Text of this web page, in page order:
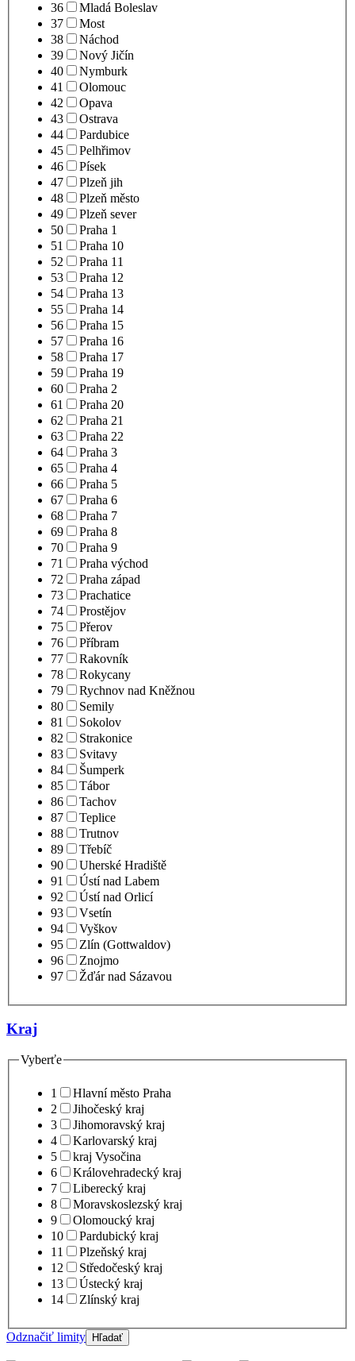
36
Mladá Boleslav
37
Most
38
Náchod
39
Nový Jičín
40
Nymburk
41
Olomouc
42
Opava
43
Ostrava
44
Pardubice
45
Pelhřimov
46
Písek
47
Plzeň jih
48
Plzeň město
49
Plzeň sever
50
Praha 1
51
Praha 10
52
Praha 11
53
Praha 12
54
Praha 13
55
Praha 14
56
Praha 15
57
Praha 16
58
Praha 17
59
Praha 19
60
Praha 2
61
Praha 20
62
Praha 21
63
Praha 22
64
Praha 3
65
Praha 4
66
Praha 5
67
Praha 6
68
Praha 7
69
Praha 8
70
Praha 9
71
Praha východ
72
Praha západ
73
Prachatice
74
Prostějov
75
Přerov
76
Příbram
77
Rakovník
78
Rokycany
79
Rychnov nad Kněžnou
80
Semily
81
Sokolov
82
Strakonice
83
Svitavy
84
Šumperk
85
Tábor
86
Tachov
87
Teplice
88
Trutnov
89
Třebíč
90
Uherské Hradiště
91
Ústí nad Labem
92
Ústí nad Orlicí
93
Vsetín
94
Vyškov
95
Zlín (Gottwaldov)
96
Znojmo
97
Žďár nad Sázavou
Kraj
Vyberťe
1
Hlavní město Praha
2
Jihočeský kraj
3
Jihomoravský kraj
4
Karlovarský kraj
5
kraj Vysočina
6
Královehradecký kraj
7
Liberecký kraj
8
Moravskoslezský kraj
9
Olomoucký kraj
10
Pardubický kraj
11
Plzeňský kraj
12
Středočeský kraj
13
Ústecký kraj
14
Zlínský kraj
Odznačiť limity Hľadať